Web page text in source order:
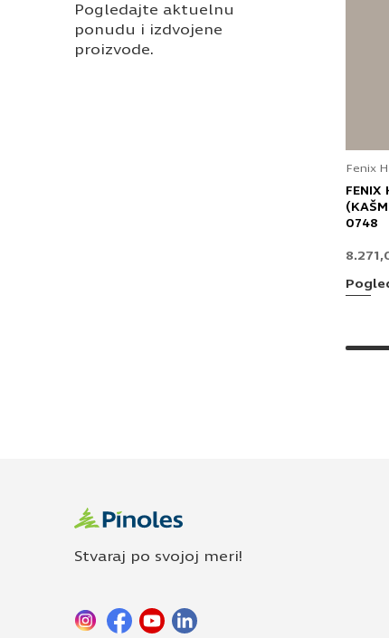
Pogledajte aktuelnu
ponudu i izdvojene
proizvode.
Fenix
FENIX
0748
Stvaraj po svojoj meri!